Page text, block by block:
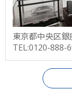
東京都中央区
TEL:0120-